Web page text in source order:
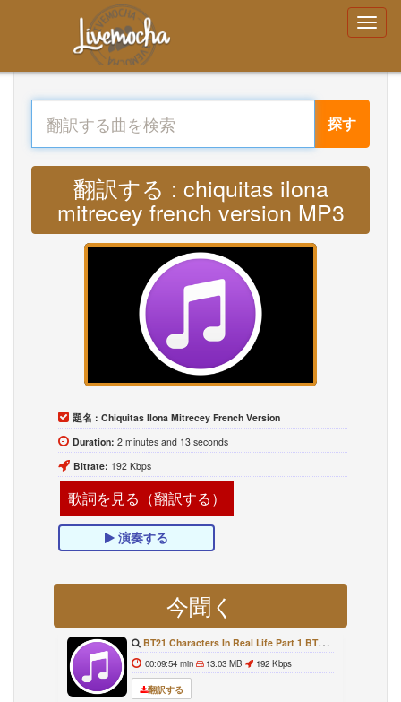
探す
翻訳する : chiquitas ilona
mitrecey french version MP3
題名 : Chiquitas Ilona Mitrecey French Version
Duration: 2 minutes and 13 seconds
Bitrate: 192 Kbps
歌詞を見る（翻訳する）
演奏する
今聞く
BT21 Characters In Real Life Part 1 BTS AND BT21 방탄소년단 BT21 BT21아가들은 아빠조아 따라쟁이들 BTS Vs BT21
00:09:54 min 13.03 MB 192 Kbps
翻訳する